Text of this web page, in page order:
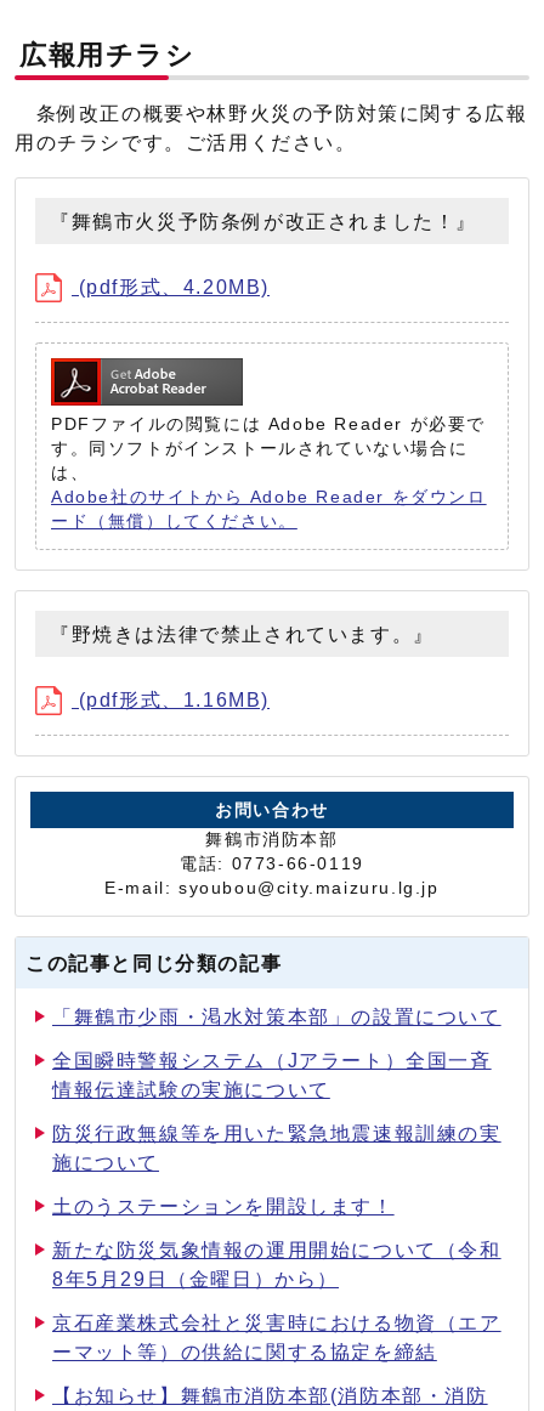
広報用チラシ
条例改正の概要や林野火災の予防対策に関する広報
用のチラシです。ご活用ください。
『舞鶴市火災予防条例が改正されました！』
(pdf形式、4.20MB)
PDFファイルの閲覧には Adobe Reader が必要で
す。同ソフトがインストールされていない場合に
は、
Adobe社のサイトから Adobe Reader をダウンロ
ード（無償）してください。
『野焼きは法律で禁止されています。』
(pdf形式、1.16MB)
お問い合わせ
舞鶴市消防本部
電話: 0773-66-0119
E-mail: syoubou@city.maizuru.lg.jp
この記事と同じ分類の記事
「舞鶴市少雨・渇水対策本部」の設置について
全国瞬時警報システム（Jアラート）全国一斉
情報伝達試験の実施について
防災行政無線等を用いた緊急地震速報訓練の実
施について
土のうステーションを開設します！
新たな防災気象情報の運用開始について（令和
8年5月29日（金曜日）から）
京石産業株式会社と災害時における物資（エア
ーマット等）の供給に関する協定を締結
【お知らせ】舞鶴市消防本部(消防本部・消防